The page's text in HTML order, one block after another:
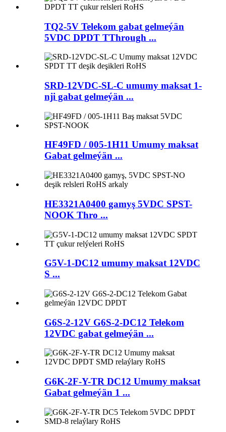
TQ2-5V Telekom gabat gelmeýän
5VDC DPDT TThrough ...
SRD-12VDC-SL-C umumy maksat 1-
nji gabat gelmeýän ...
HF49FD / 005-1H11 Umumy maksat
Gabat gelmeýän ...
HE3321A0400 gamyş 5VDC SPST-
NOOK Thro ...
G5V-1-DC12 umumy maksat 12VDC
S ...
G6S-2-12V G6S-2-DC12 Telekom
12VDC gabat gelmeýän ...
G6K-2F-Y-TR DC12 Umumy maksat
Gabat gelmeýän 1 ...